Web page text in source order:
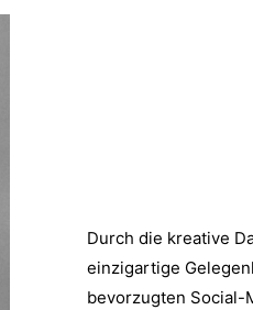
Durch die kreative
einzigartige
bevorzugten Social-